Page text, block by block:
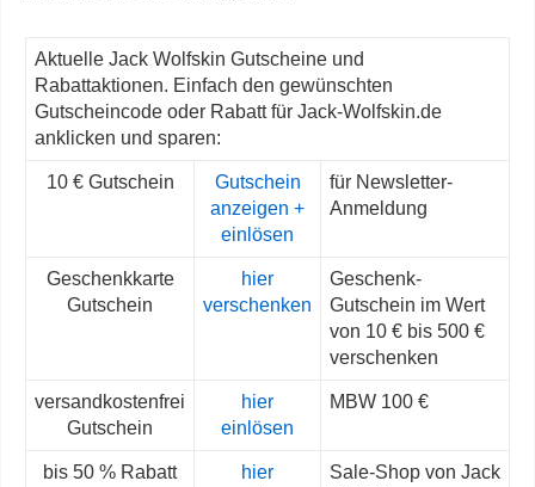
Aktuelle Jack Wolfskin Gutscheine und
Rabattaktionen. Einfach den gewünschten
Gutscheincode oder Rabatt für Jack-Wolfskin.de
anklicken und sparen:
10 € Gutschein
Gutschein
anzeigen +
einlösen
für Newsletter-
Anmeldung
Geschenkkarte
Gutschein
hier
verschenken
Geschenk-
Gutschein im Wert
von 10 € bis 500 €
verschenken
versandkostenfrei
Gutschein
hier
einlösen
MBW 100 €
bis 50 % Rabatt
hier
Sale-Shop von Jack